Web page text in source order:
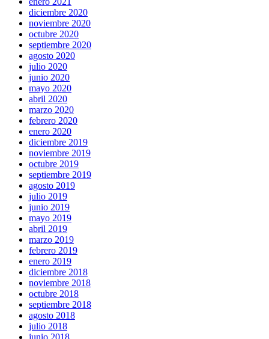
diciembre 2020
noviembre 2020
octubre 2020
septiembre 2020
agosto 2020
julio 2020
junio 2020
mayo 2020
abril 2020
marzo 2020
febrero 2020
enero 2020
diciembre 2019
noviembre 2019
octubre 2019
septiembre 2019
agosto 2019
julio 2019
junio 2019
mayo 2019
abril 2019
marzo 2019
febrero 2019
enero 2019
diciembre 2018
noviembre 2018
octubre 2018
septiembre 2018
agosto 2018
julio 2018
junio 2018